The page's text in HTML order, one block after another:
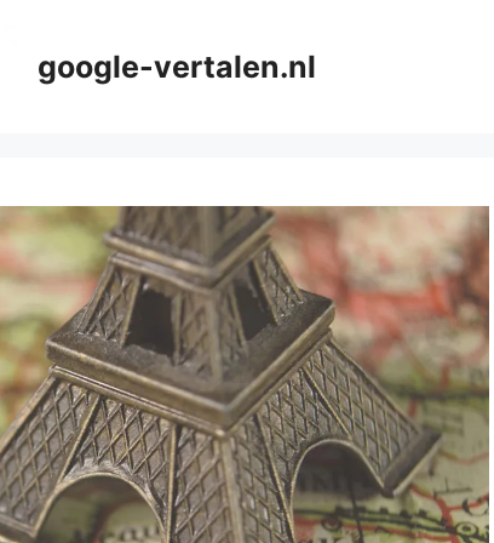
google-vertalen.nl